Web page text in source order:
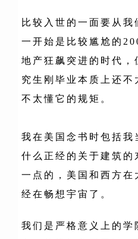
比较入世的一面要从我
一开始是比较尴尬的
地产狂飙突进的时代，
究生刚毕业本质上还不
不太懂它的规矩。
我在美国念书时包括我
什么正经的关于建筑的
一点的，美国和西方在
经在畅想宇宙了。
我们是严格意义上的学